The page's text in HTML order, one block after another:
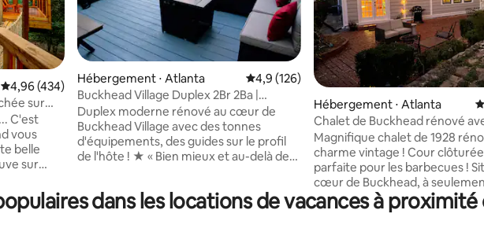
Évaluation moyenne sur la base de 434 commentaires : 4,96 sur 5
4,96 (434)
sur
C'est
vous
belle
sur
de
En
Hébergement ⋅ Atlanta Évaluation moyenne sur la base de 126
4,9 (126)
Buckhead Village Duplex 2Br 2Ba |
Marchez partout !
Duplex moderne rénové au cœur de
Buckhead Village avec des tonnes
d'équipements, des guides sur le profil
de l'hôte ! ★ « Bien mieux et au-delà de
événements. ➢ Situé dans une rue
Hébergement ⋅ Atlanta
Chalet de Buckhead rénové
cour arrière de rêve !
Magnifique chalet de 1928
charme vintage ! Cour
parfaite pour les barbecues !
cœur de Buckhead, à
de maisons de Peachtree RD,
plus célèbre d'Atlanta. À
dans les locations de vacances à